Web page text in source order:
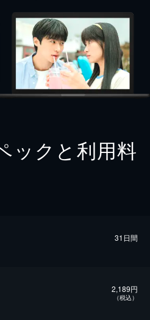
ックと利用料
31日間
2,189円
（税込）